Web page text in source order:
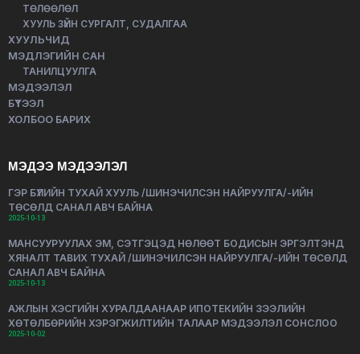
ТӨЛӨӨЛӨЛ
ХУУЛЬ ЗҮЙН СУРГАЛТ, СУДАЛГАА
ХУУЛЬЧИД
МЭДЛЭГИЙН САН
ТАНИЛЦУУЛГА
МЭДЭЭЛЭЛ
БҮТЭЭЛ
ХОЛБОО БАРИХ
МЭДЭЭ МЭДЭЭЛЭЛ
ГЭР БҮЛИЙН ТУХАЙ ХУУЛЬ /ШИНЭЧИЛСЭН НАЙРУУЛГА/-ИЙН
ТӨСӨЛД САНАЛ АВЧ БАЙНА
2025-10-13
МАНСУУРУУЛАХ ЭМ, СЭТГЭЦЭД НӨЛӨӨТ БОДИСЫН ЭРГЭЛТЭНД
ХЯНАЛТ ТАВИХ ТУХАЙ /ШИНЭЧИЛСЭН НАЙРУУЛГА/-ИЙН ТӨСӨЛД
САНАЛ АВЧ БАЙНА
2025-10-13
АЖЛЫН ХЭСГИЙН ХУРАЛДААНААР ИПОТЕКИЙН ЗЭЭЛИЙН
ХӨТӨЛБӨРИЙН ХЭРЭГЖИЛТИЙН ТАЛААР МЭДЭЭЛЭЛ СОНСЛОО
2025-10-02